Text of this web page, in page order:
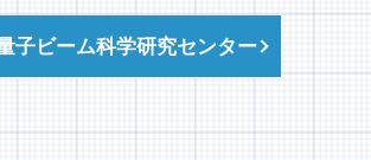
月1日に仙台で国際会議、
子ビーム科学研究センター